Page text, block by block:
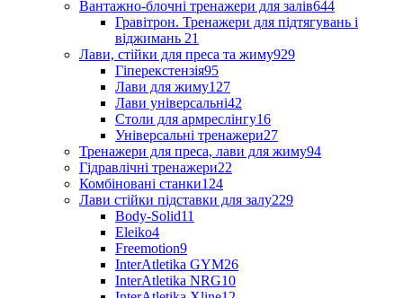
Вантажно-блочні тренажери для залів644
Гравітрон. Тренажери для підтягувань і
віджимань 21
Лави, стійки для преса та жиму929
Гіперекстензія95
Лави для жиму127
Лави універсальні42
Столи для армреслінгу16
Універсальні тренажери27
Тренажери для преса, лави для жиму94
Гідравлічні тренажери22
Комбіновані станки124
Лави стійки підставки для залу229
Body-Solid11
Eleiko4
Freemotion9
InterAtletika GYM26
InterAtletika NRG10